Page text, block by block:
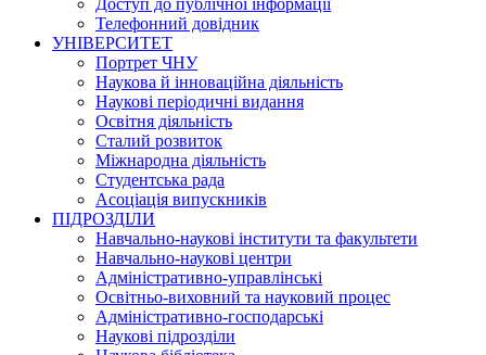
Телефонний довідник
УНІВЕРСИТЕТ
Портрет ЧНУ
Наукова й інноваційна діяльність
Наукові періодичні видання
Освітня діяльність
Сталий розвиток
Міжнародна діяльність
Студентська рада
Асоціація випускників
ПІДРОЗДІЛИ
Навчально-наукові інститути та факультети
Навчально-наукові центри
Адміністративно-управлінські
Освітньо-виховний та науковий процес
Адміністративно-господарські
Наукові підрозділи